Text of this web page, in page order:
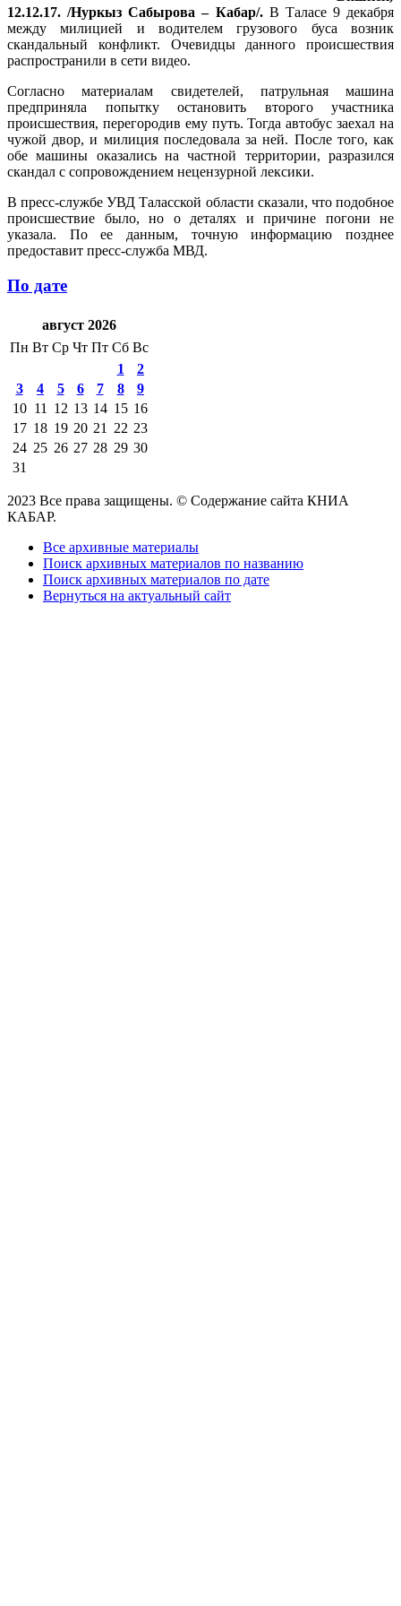
12.12.17. /Нуркыз Сабырова – Кабар/. В Таласе 9 декабря
между милицией и водителем грузового буса возник
скандальный конфликт. Очевидцы данного происшествия
распространили в сети видео.
Согласно материалам свидетелей, патрульная машина
предприняла попытку остановить второго участника
происшествия, перегородив ему путь. Тогда автобус заехал на
чужой двор, и милиция последовала за ней. После того, как
обе машины оказались на частной территории, разразился
скандал с сопровождением нецензурной лексики.
В пресс-службе УВД Таласской области сказали, что подобное
происшествие было, но о деталях и причине погони не
указала. По ее данным, точную информацию позднее
предоставит пресс-служба МВД.
По дате
август 2026
Пн Вт Ср Чт Пт Сб Вс
1
2
3
4 5 6 7 8
9
10 11 12 13 14 15 16
17 18 19 20 21 22 23
24 25 26 27 28 29 30
31
2023 Все права защищены. © Содержание сайта КНИА
КАБАР.
Все архивные материалы
Поиск архивных материалов по названию
Поиск архивных материалов по дате
Вернуться на актуальный сайт